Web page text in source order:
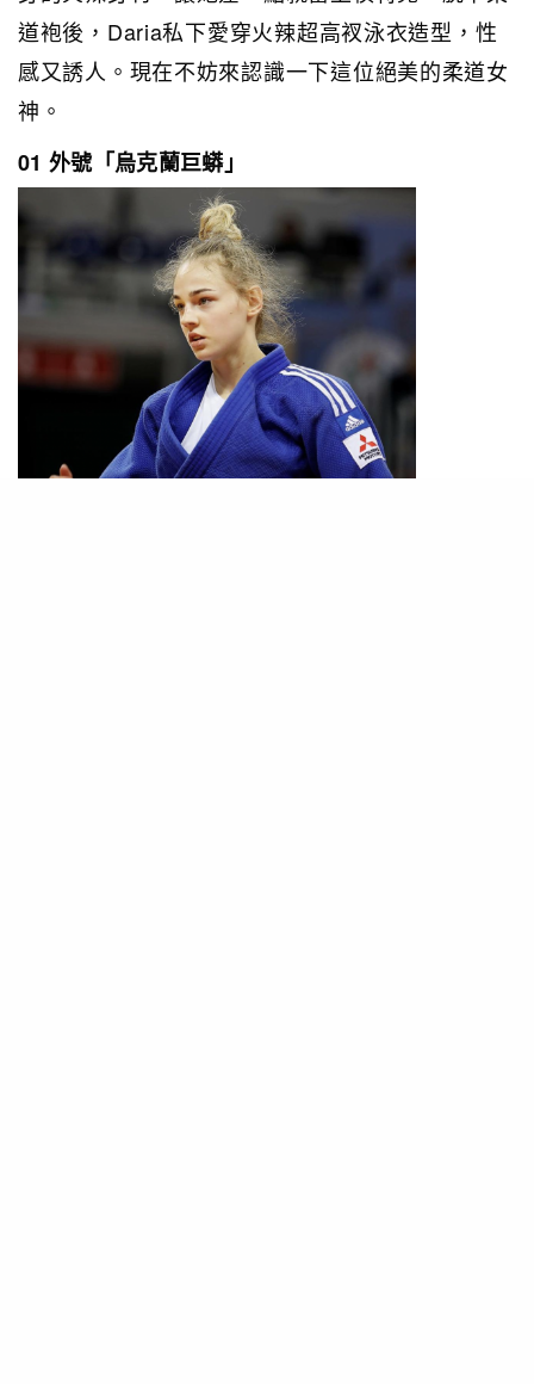
道袍後，Daria私下愛穿火辣超高衩泳衣造型，性
感又誘人。現在不妨來認識一下這位絕美的柔道女
神。
01 外號「烏克蘭巨蟒」